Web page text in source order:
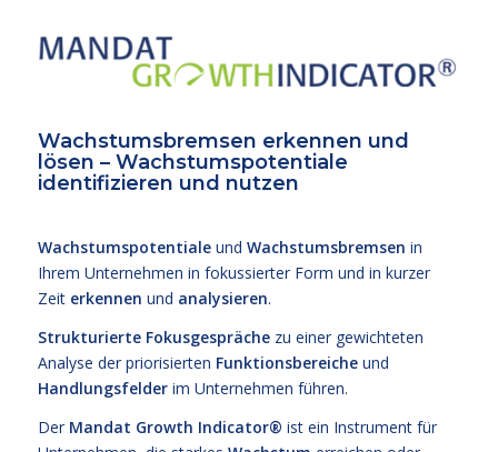
Wachstumsbremsen erkennen und
lösen – Wachstumspotentiale
identifizieren und nutzen
Wachstumspotentialeund Wachstumsbremsen in
Ihrem Unternehmen in fokussierter Form und in kurzer
Zeit erkennen und analysieren.
Strukturierte Fokusgesprächezu einer gewichteten
Analyse der priorisierten Funktionsbereicheund
Handlungsfelderim Unternehmen führen.
Der Mandat Growth Indicator® ist ein Instrument für